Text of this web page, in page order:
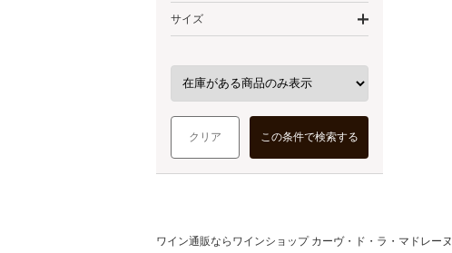
サイズ
クリア この条件で検索する
ワイン通販ならワインショップ カーヴ・ド・ラ・マドレーヌ